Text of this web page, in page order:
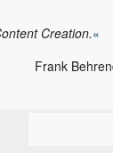
Creation.«
Frank